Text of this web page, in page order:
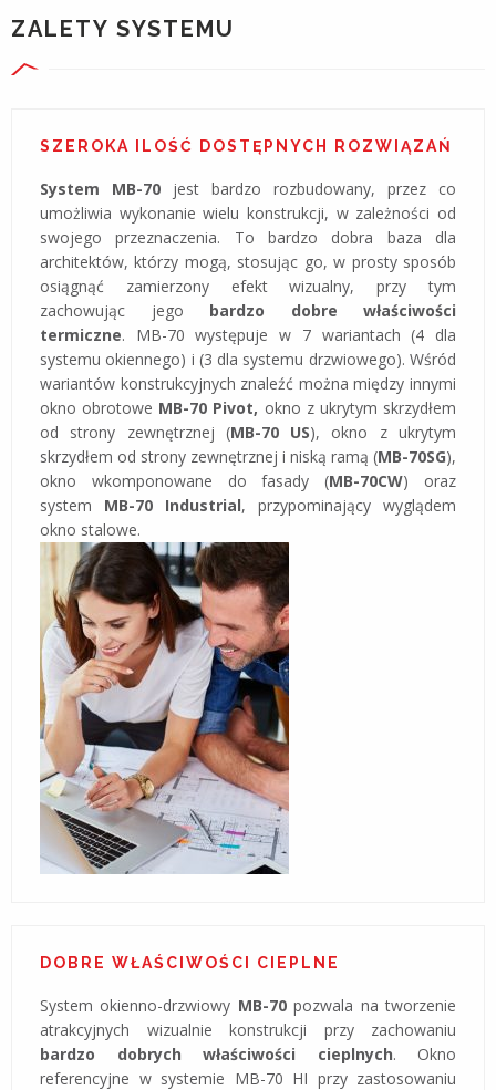
ZALETY SYSTEMU
SZEROKA ILOŚĆ DOSTĘPNYCH ROZWIĄZAŃ
System MB-70 jest bardzo rozbudowany, przez co
umożliwia wykonanie wielu konstrukcji, w zależności od
swojego przeznaczenia. To bardzo dobra baza dla
architektów, którzy mogą, stosując go, w prosty sposób
osiągnąć zamierzony efekt wizualny, przy tym
zachowując jego bardzo dobre właściwości
termiczne. MB-70 występuje w 7 wariantach (4 dla
systemu okiennego) i (3 dla systemu drzwiowego). Wśród
wariantów konstrukcyjnych znaleźć można między innymi
okno obrotowe MB-70 Pivot, okno z ukrytym skrzydłem
od strony zewnętrznej (MB-70 US), okno z ukrytym
skrzydłem od strony zewnętrznej i niską ramą (MB-70SG),
okno wkomponowane do fasady (MB-70CW) oraz
system MB-70 Industrial, przypominający wyglądem
okno stalowe.
DOBRE WŁAŚCIWOŚCI CIEPLNE
System okienno-drzwiowy MB-70pozwala na tworzenie
atrakcyjnych wizualnie konstrukcji przy zachowaniu
bardzo dobrych właściwości cieplnych. Okno
referencyjne w systemie MB-70 HI przy zastosowaniu